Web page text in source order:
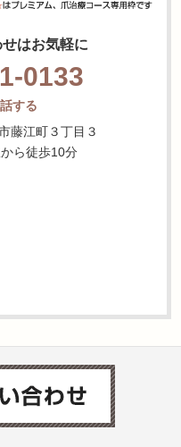
はお気軽に
0133
する
藤江町３丁目３
ら徒歩10分